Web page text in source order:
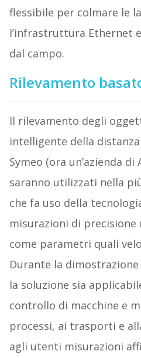
flessibile per colmare le
l’infrastruttura Ethernet
dal campo.
Rilevamento
Il rilevamento degli
intelligente della
Symeo (ora un’azienda di
saranno utilizzati nella
che fa uso della
misurazioni di
come parametri quali
Durante la
la soluzione sia
controllo di macchine e
processi, ai trasporti e
agli utenti misurazioni